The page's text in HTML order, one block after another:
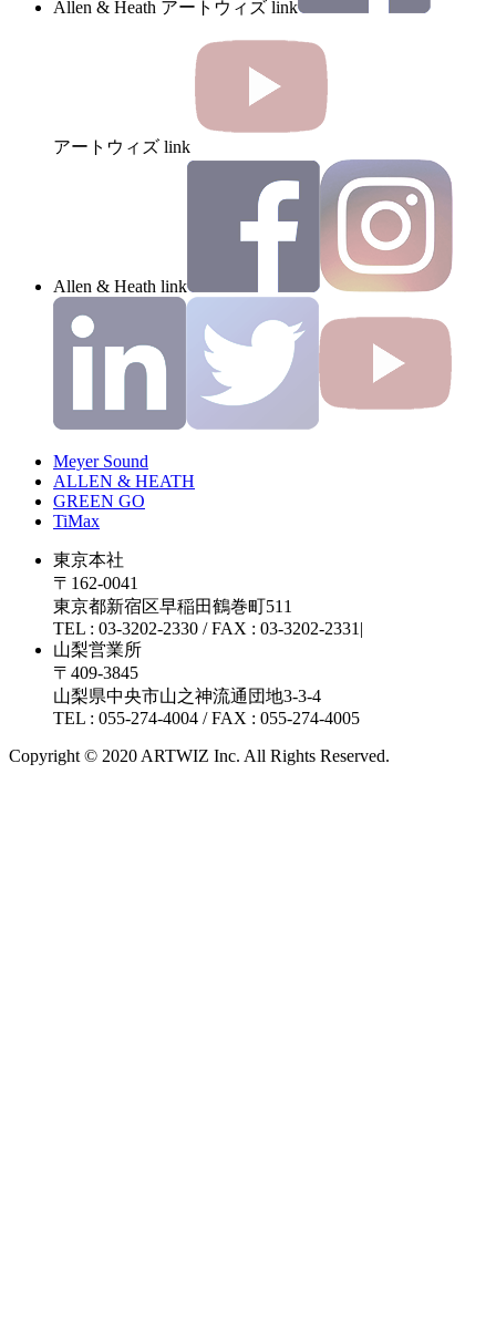
Allen & Heath アートウィズ link
アートウィズ link
Allen & Heath link
Meyer Sound
ALLEN & HEATH
GREEN GO
TiMax
東京本社
〒162-0041
東京都新宿区早稲田鶴巻町511
TEL : 03-3202-2330 / FAX : 03-3202-2331|
山梨営業所
〒409-3845
山梨県中央市山之神流通団地3-3-4
TEL : 055-274-4004 / FAX : 055-274-4005
Copyright © 2020 ARTWIZ Inc. All Rights Reserved.